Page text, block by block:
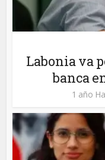
Labonia va
banca
1 año